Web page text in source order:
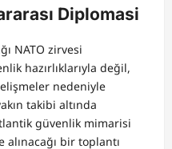
Diplomasi
NATO zirvesi
hazırlıklarıyla değil,
nedeniyle
takibi altında
güvenlik mimarisi
alınacağı bir toplantı